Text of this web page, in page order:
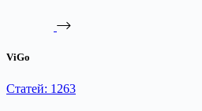
ViGo
Статей: 1263